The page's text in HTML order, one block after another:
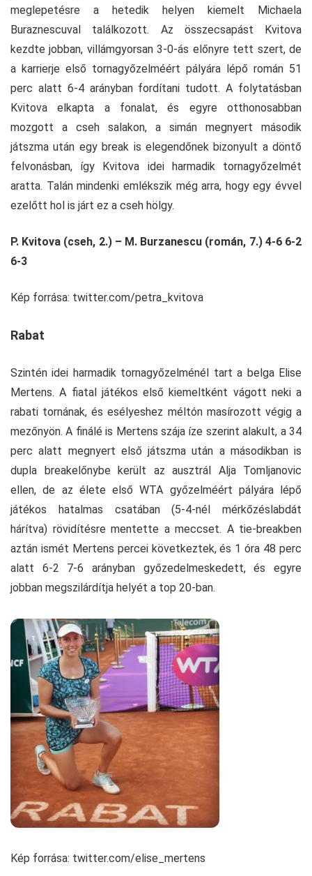
meglepetésre a hetedik helyen kiemelt Michaela
Buraznescuval találkozott. Az összecsapást Kvitova
kezdte jobban, villámgyorsan 3-0-ás előnyre tett szert, de
a karrierje első tornagyőzelméért pályára lépő román 51
perc alatt 6-4 arányban fordítani tudott. A folytatásban
Kvitova elkapta a fonalat, és egyre otthonosabban
mozgott a cseh salakon, a simán megnyert második
játszma után egy break is elegendőnek bizonyult a döntő
felvonásban, így Kvitova idei harmadik tornagyőzelmét
aratta. Talán mindenki emlékszik még arra, hogy egy évvel
ezelőtt hol is járt ez a cseh hölgy.
P. Kvitova (cseh, 2.) – M. Burzanescu (román, 7.) 4-6 6-2
6-3
Kép forrása: twitter.com/petra_kvitova
Rabat
Szintén idei harmadik tornagyőzelménél tart a belga Elise
Mertens. A fiatal játékos első kiemeltként vágott neki a
rabati tornának, és esélyeshez méltón masírozott végig a
mezőnyön. A finálé is Mertens szája íze szerint alakult, a 34
perc alatt megnyert első játszma után a másodikban is
dupla breakelőnybe került az ausztrál Alja Tomljanovic
ellen, de az élete első WTA győzelméért pályára lépő
játékos hatalmas csatában (5-4-nél mérkőzéslabdát
hárítva) rövidítésre mentette a meccset. A tie-breakben
aztán ismét Mertens percei következtek, és 1 óra 48 perc
alatt 6-2 7-6 arányban győzedelmeskedett, és egyre
jobban megszilárdítja helyét a top 20-ban.
Kép forrása: twitter.com/elise_mertens